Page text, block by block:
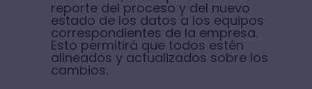
reporte del proceso y del nuevo
estado de los datos a los equipos
correspondientes de la empresa.
Esto permitirá que todos estén
alineados y actualizados sobre los
cambios.